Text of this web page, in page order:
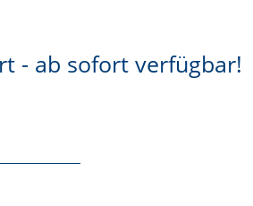
- ab sofort verfügbar!